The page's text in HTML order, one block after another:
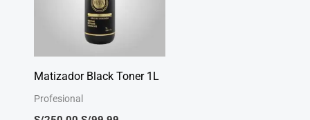
Matizador Black Toner 1L
Profesional